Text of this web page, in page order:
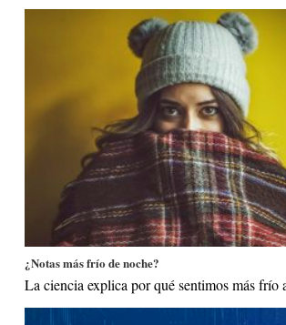
¿Notas más frío de noche?
La ciencia explica por qué sentimos más frío